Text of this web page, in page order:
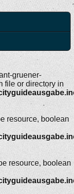
gruener-
file or directory in
resource, boolean
resource, boolean